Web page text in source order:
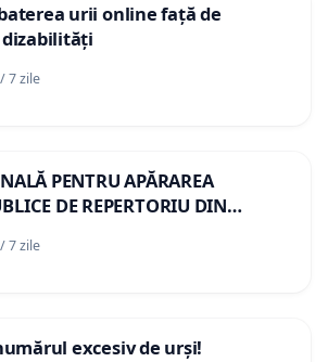
urii online față de
dizabilități
7 zile
PENTRU APĂRAREA
DE REPERTORIU DIN
7 zile
excesiv de urși!